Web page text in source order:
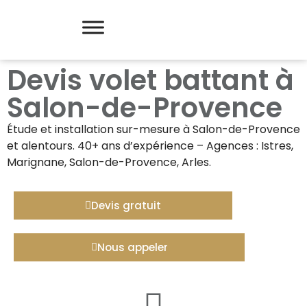
Devis volet battant à
Salon-de-Provence
Étude et installation sur-mesure àSalon-de-Provence
et alentours. 40+ ans d’expérience – Agences : Istres,
Marignane, Salon-de-Provence, Arles.
Devis gratuit
Nous appeler